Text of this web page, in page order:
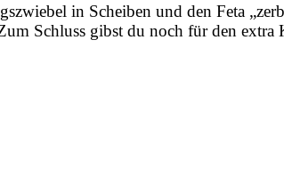
in Scheiben und den Feta
Schluss gibst du noch für den